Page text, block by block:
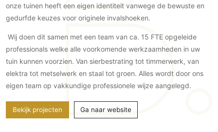
Aluminium deuren
Stalen deuren
Systeemwanden
Deurbeslag
Vloer
onze tuinen heeft een eigen identiteit vanwege de bewuste en
gedurfde keuzes voor originele invalshoeken.
Wij doen dit samen met een team van ca. 15 FTE opgeleide
professionals welke alle voorkomende werkzaamheden in uw
tuin kunnen voorzien. Van sierbestrating tot timmerwerk, van
elektra tot metselwerk en staal tot groen. Alles wordt door ons
eigen team op vakkundige professionele wijze aangelegd.
Bekijk projecten Ga naar website